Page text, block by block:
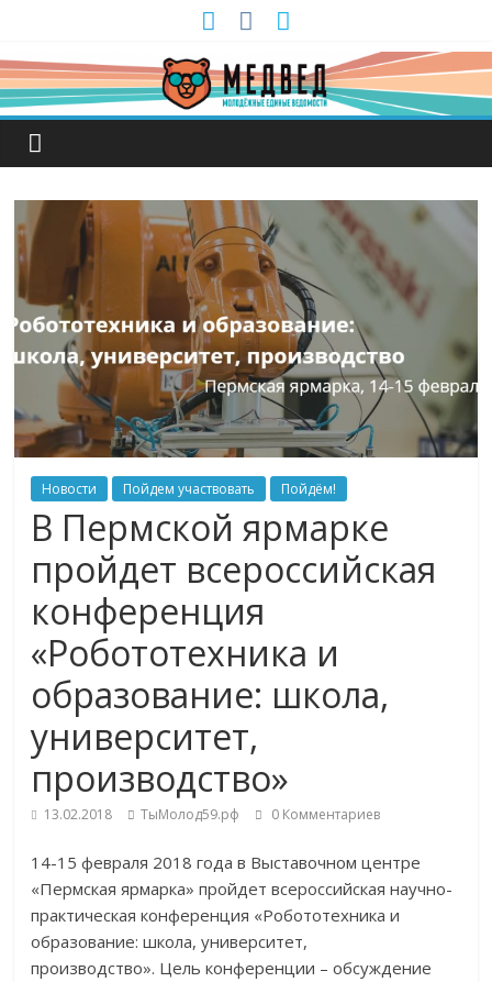
Новости Пойдем участвовать Пойдём!
В Пермской ярмарке
пройдет всероссийская
конференция
«Робототехника и
образование: школа,
университет,
производство»
13.02.2018 ТыМолод59.рф 0 Комментариев
14-15 февраля 2018 года в Выставочном центре
«Пермская ярмарка» пройдет всероссийская научно-
практическая конференция «Робототехника и
образование: школа, университет,
производство». Цель конференции – обсуждение